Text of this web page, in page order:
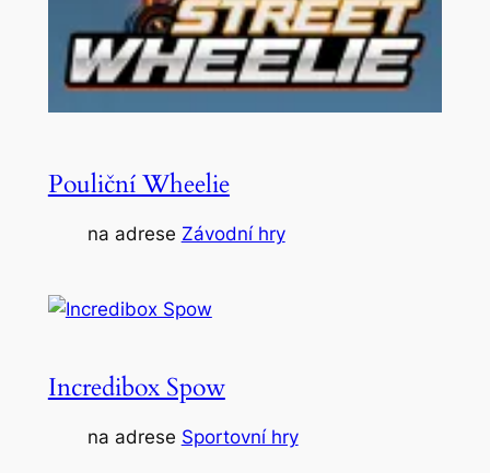
Pouliční Wheelie
na adrese Závodní hry
Incredibox Spow
na adrese Sportovní hry